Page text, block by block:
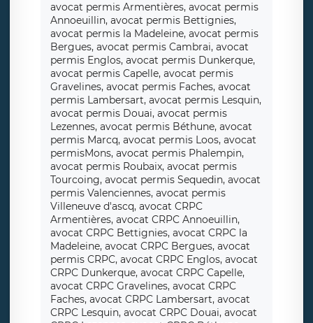
avocat permis Armentières, avocat permis
Annoeuillin, avocat permis Bettignies,
avocat permis la Madeleine, avocat permis
Bergues, avocat permis Cambrai, avocat
permis Englos, avocat permis Dunkerque,
avocat permis Capelle, avocat permis
Gravelines, avocat permis Faches, avocat
permis Lambersart, avocat permis Lesquin,
avocat permis Douai, avocat permis
Lezennes, avocat permis Béthune, avocat
permis Marcq, avocat permis Loos, avocat
permisMons, avocat permis Phalempin,
avocat permis Roubaix, avocat permis
Tourcoing, avocat permis Sequedin, avocat
permis Valenciennes, avocat permis
Villeneuve d'ascq, avocat CRPC
Armentières, avocat CRPC Annoeuillin,
avocat CRPC Bettignies, avocat CRPC la
Madeleine, avocat CRPC Bergues, avocat
permis CRPC, avocat CRPC Englos, avocat
CRPC Dunkerque, avocat CRPC Capelle,
avocat CRPC Gravelines, avocat CRPC
Faches, avocat CRPC Lambersart, avocat
CRPC Lesquin, avocat CRPC Douai, avocat